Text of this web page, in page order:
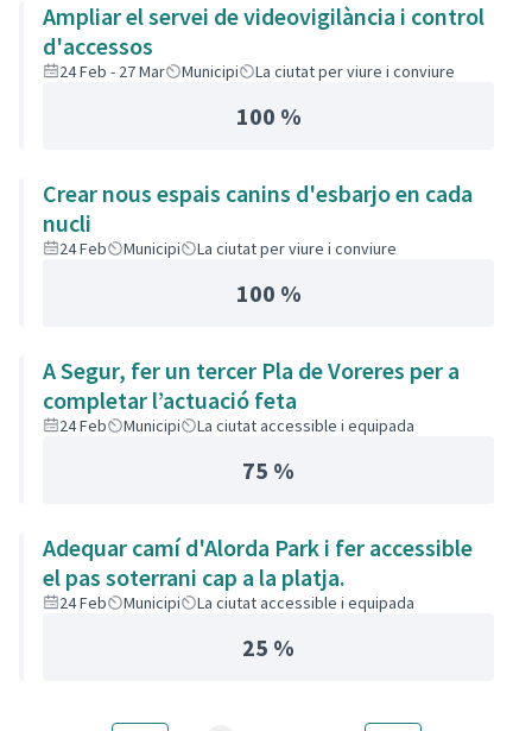
Ampliar el servei de videovigilància i control
d'accessos
24 Feb - 27 Mar Municipi La ciutat per viure i conviure
100 %
Crear nous espais canins d'esbarjo en cada
nucli
24 Feb Municipi La ciutat per viure i conviure
100 %
A Segur, fer un tercer Pla de Voreres per a
completar l’actuació feta
24 Feb Municipi La ciutat accessible i equipada
75 %
Adequar camí d'Alorda Park i fer accessible
el pas soterrani cap a la platja.
24 Feb Municipi La ciutat accessible i equipada
25 %